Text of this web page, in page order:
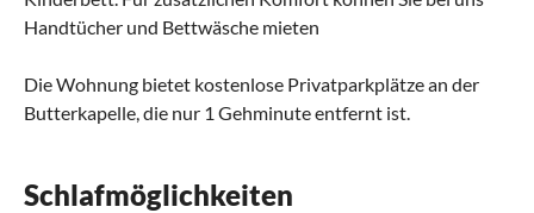
Handtücher und Bettwäsche mieten
Die Wohnung bietet kostenlose Privatparkplätze an der
Butterkapelle, die nur 1 Gehminute entfernt ist.
Schlafmöglichkeiten